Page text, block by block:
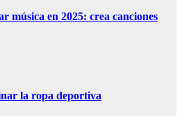
música en 2025: crea canciones
la ropa deportiva